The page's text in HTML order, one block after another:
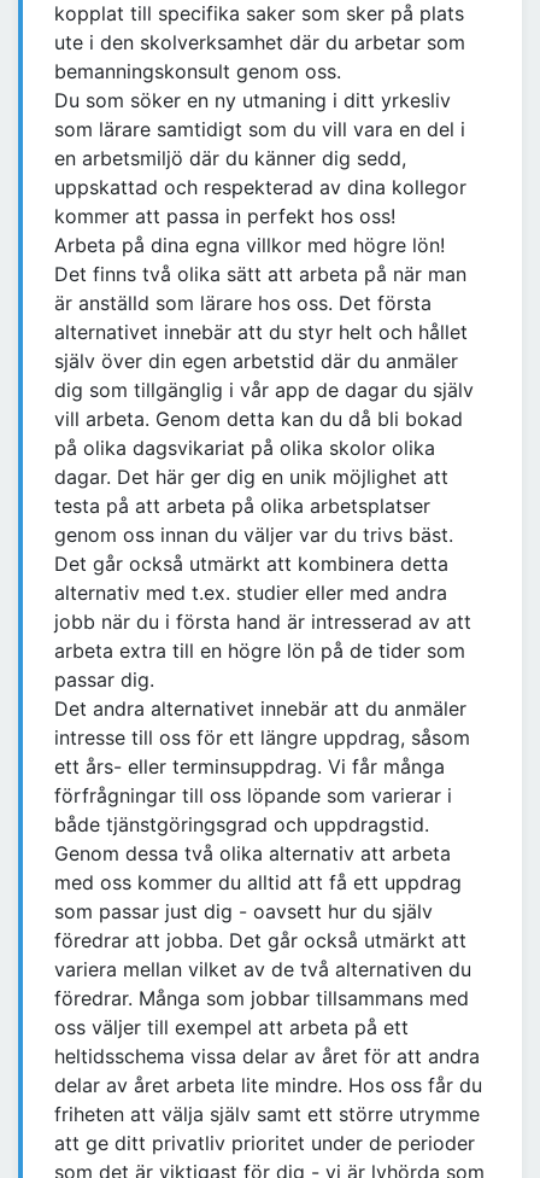
kopplat till specifika saker som sker på plats
ute i den skolverksamhet där du arbetar som
bemanningskonsult genom oss.
Du som söker en ny utmaning i ditt yrkesliv
som lärare samtidigt som du vill vara en del i
en arbetsmiljö där du känner dig sedd,
uppskattad och respekterad av dina kollegor
kommer att passa in perfekt hos oss!
Arbeta på dina egna villkor med högre lön!
Det finns två olika sätt att arbeta på när man
är anställd som lärare hos oss. Det första
alternativet innebär att du styr helt och hållet
själv över din egen arbetstid där du anmäler
dig som tillgänglig i vår app de dagar du själv
vill arbeta. Genom detta kan du då bli bokad
på olika dagsvikariat på olika skolor olika
dagar. Det här ger dig en unik möjlighet att
testa på att arbeta på olika arbetsplatser
genom oss innan du väljer var du trivs bäst.
Det går också utmärkt att kombinera detta
alternativ med t.ex. studier eller med andra
jobb när du i första hand är intresserad av att
arbeta extra till en högre lön på de tider som
passar dig.
Det andra alternativet innebär att du anmäler
intresse till oss för ett längre uppdrag, såsom
ett års- eller terminsuppdrag. Vi får många
förfrågningar till oss löpande som varierar i
både tjänstgöringsgrad och uppdragstid.
Genom dessa två olika alternativ att arbeta
med oss kommer du alltid att få ett uppdrag
som passar just dig - oavsett hur du själv
föredrar att jobba. Det går också utmärkt att
variera mellan vilket av de två alternativen du
föredrar. Många som jobbar tillsammans med
oss väljer till exempel att arbeta på ett
heltidsschema vissa delar av året för att andra
delar av året arbeta lite mindre. Hos oss får du
friheten att välja själv samt ett större utrymme
att ge ditt privatliv prioritet under de perioder
som det är viktigast för dig - vi är lyhörda som